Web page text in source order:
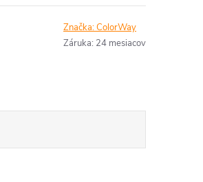
Značka:ColorWay
Záruka: 24 mesiacov